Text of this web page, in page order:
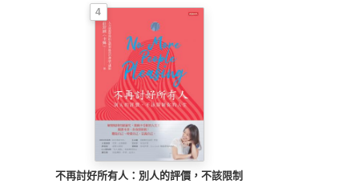
4
不再討好所有人：別人的評價，不該限制